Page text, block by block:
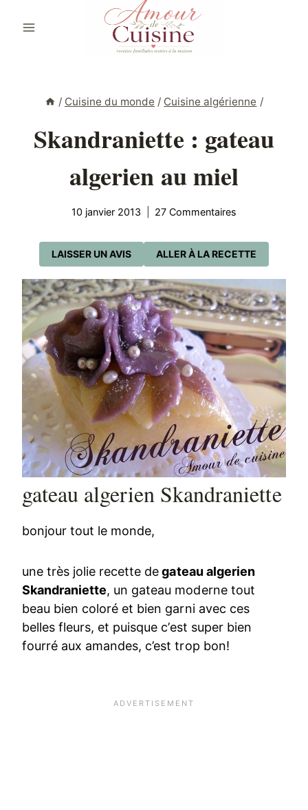
/ Cuisine du monde / Cuisine algérienne /
Skandraniette : gateau
algerien au miel
10 janvier 2013 27 Commentaires
ALLER À LA RECETTE
LAISSER UN AVIS
gateau algerien Skandraniette
bonjour tout le monde,
une très jolie recette degateau algerien
Skandraniette, un gateau moderne tout
beau bien coloré et bien garni avec ces
belles fleurs, et puisque c’est super bien
fourré aux amandes, c’est trop bon!